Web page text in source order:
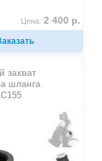
Цена: 2 400 р.
захват
шланга